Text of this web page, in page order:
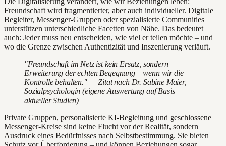
Freundschaft wird fragmentierter, aber auch individueller. Digitale
Begleiter, Messenger-Gruppen oder spezialisierte Communities
unterstützen unterschiedliche Facetten von Nähe. Das bedeutet
auch: Jeder muss neu entscheiden, wie viel er teilen möchte – und
wo die Grenze zwischen Authentizität und Inszenierung verläuft.
"Freundschaft im Netz ist kein Ersatz, sondern
Erweiterung der echten Begegnung – wenn wir die
Kontrolle behalten." — Zitat nach Dr. Sabine Maier,
Sozialpsychologin (eigene Auswertung auf Basis
aktueller Studien)
Private Gruppen, personalisierte KI-Begleitung und geschlossene
Messenger-Kreise sind keine Flucht vor der Realität, sondern
Ausdruck eines Bedürfnisses nach Selbstbestimmung. Sie bieten